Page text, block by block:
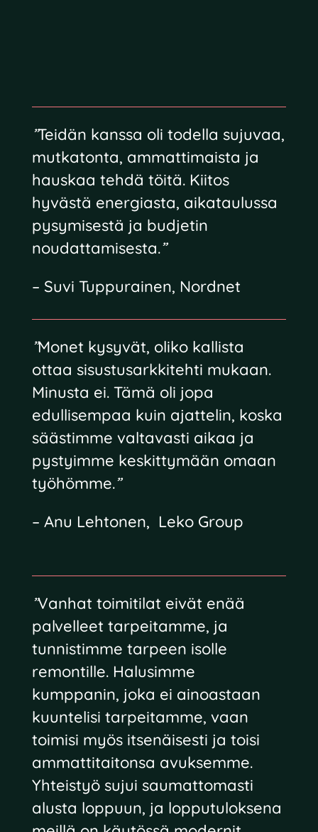
”Teidän kanssa oli todella sujuvaa,
mutkatonta, ammattimaista ja
hauskaa tehdä töitä. Kiitos
hyvästä energiasta, aikataulussa
pysymisestä ja budjetin
noudattamisesta.”
– Suvi Tuppurainen, Nordnet
”Monet kysyvät, oliko kallista
ottaa sisustusarkkitehti mukaan.
Minusta ei. Tämä oli jopa
edullisempaa kuin ajattelin, koska
säästimme valtavasti aikaa ja
pystyimme keskittymään omaan
työhömme.”
– Anu Lehtonen, Leko Group
”Vanhat toimitilat eivät enää
palvelleet tarpeitamme, ja
tunnistimme tarpeen isolle
remontille. Halusimme
kumppanin, joka ei ainoastaan
kuuntelisi tarpeitamme, vaan
toimisi myös itsenäisesti ja toisi
ammattitaitonsa avuksemme.
Yhteistyö sujui saumattomasti
alusta loppuun, ja lopputuloksena